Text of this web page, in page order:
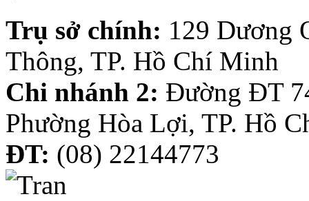
Trụ sở chính: 129 Dương
Thông, TP. Hồ Chí Minh
Chi nhánh 2: Đường ĐT
Phường Hòa Lợi, TP. Hồ
ĐT: (08) 22144773